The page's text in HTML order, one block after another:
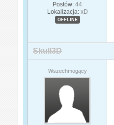
Postów: 44
Lokalizacja: xD
OFFLINE
Skull3D
Wszechmogący